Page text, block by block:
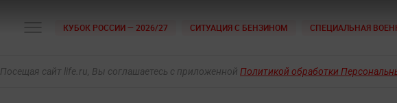
КУБОК РОССИИ — 2026/27 СИТУАЦИЯ С БЕНЗИНОМ СПЕЦИАЛЬНАЯ
Посещая сайт life.ru, Вы соглашаетесь с приложенной Политикой обработки